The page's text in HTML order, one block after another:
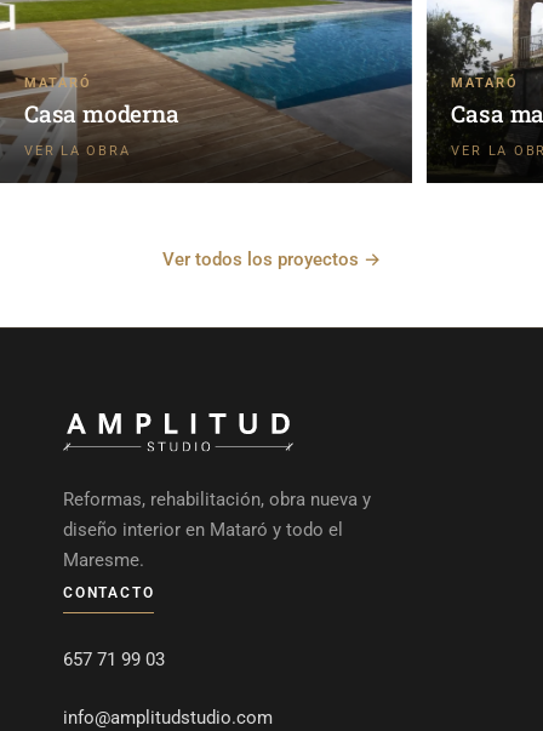
MATARÓ
Casa moderna
MATARÓ
Casa
Ver todos los proyectos →
Reformas, rehabilitación, obra nueva y
diseño interior en Mataró y todo el
Maresme.
CONTACTO
657 71 99 03
info@amplitudstudio.com